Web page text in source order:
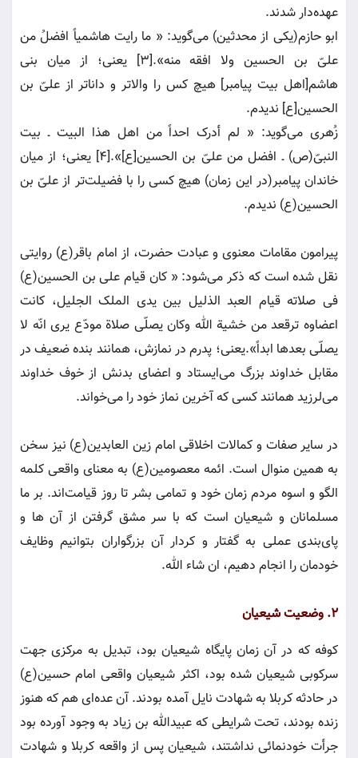
عهده‌دار شدند.
ابو حازم(یکی از محدثین) می‌گوید: « ما رایت هاشمیاً افضلُ من
علیّ بن الحسین ولا افقه منه».[3] یعنی؛ از میان بنی
هاشم[اهل بیت پیامبر] هیچ کس را والاتر و داناتر از علیّ بن
الحسین[ع] ندیدم.
زُهری می‌گوید: « لم أدرک احداً من اهل هذا البیت ـ بیت
النبیّ(ص) ـ‌ افضل من علیّ بن الحسین[ع]».[4] یعنی؛ از میان
خاندان پیامبر(در این زمان) هیچ کسی را با فضیلت‌تر از علیّ بن
الحسین(ع) ندیدم.
پیرامون مقامات معنوی و عبادت حضرت، از امام باقر(ع) روایتی
نقل شده است که ذکر می‌شود: « کان قیام علی بن الحسین(ع)
فی صلاته قیام العبد الذلیل بین یدی الملک الجلیل، کانت
اعضاوه ترقعد من خشیة الله وکان یصلّی صلاة مودّع یری انّه لا
یصلّی بعدها ابداً».یعنی؛ پدرم در نمازش، همانند بنده ضعیف در
مقابل خداوند بزرگ می‌ایستاد و اعضای بدنش از خوف خداوند
می‌لرزید همانند کسی که آخرین نماز خود را می‌خواند.
در سایر صفات و کمالات اخلاقی امام زین العابدین(ع) نیز سخن
به همین منوال است. ائمه معصومین(ع) به معنای واقعی کلمه
الگو و اسوه مردم زمان خود و تمامی بشر تا روز قیامت‌اند. بر ما
مسلمانان و شیعیان است که با سر مشق گرفتن از آن ها و
پای‌بندی عملی به گفتار و کردار آن بزرگواران بتوانیم وظایف
خودمان را انجام دهیم، ان شاء الله.
2. وضعیت شیعیان
کوفه که در آن زمان پایگاه شیعیان بود، تبدیل به مرکزی جهت
سرکوبی شیعیان شده بود، اکثر شیعیان واقعی امام حسین(ع)
در حادثه کربلا به شهادت نایل آمده بودند. آن عده‌ای هم که هنوز
زنده بودند، تحت شرایطی که عبیدالله بن زیاد به وجود آورده بود
جرأت خودنمائی نداشتند، شیعیان پس از واقعه کربلا و شهادت